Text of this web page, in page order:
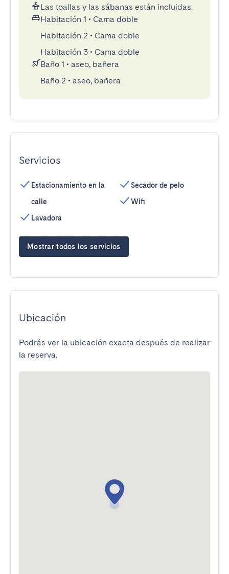
Las toallas y las sábanas están incluidas.
Habitación 1 • Cama doble
Habitación 2 • Cama doble
Habitación 3 • Cama doble
Baño 1 • aseo, bañera
Baño 2 • aseo, bañera
Servicios
Estacionamiento en la
calle
Lavadora
Secador de pelo
Wifi
Mostrar todos los servicios
Ubicación
Podrás ver la ubicación exacta después de realizar
la reserva.